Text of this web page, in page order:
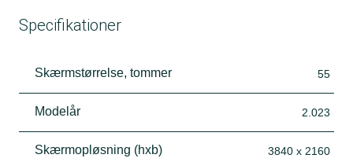
Specifikationer
Skærmstørrelse, tommer 55
Modelår 2.023
Skærmopløsning (hxb) 3840 x 2160